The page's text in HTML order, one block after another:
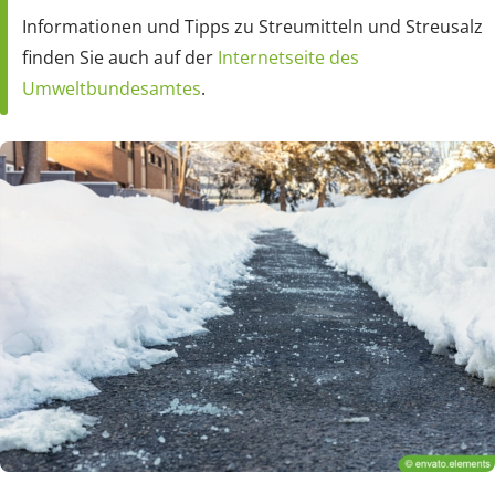
Informationen und Tipps zu Streumitteln und Streusalz
finden Sie auch auf der Internetseite des
Umweltbundesamtes.